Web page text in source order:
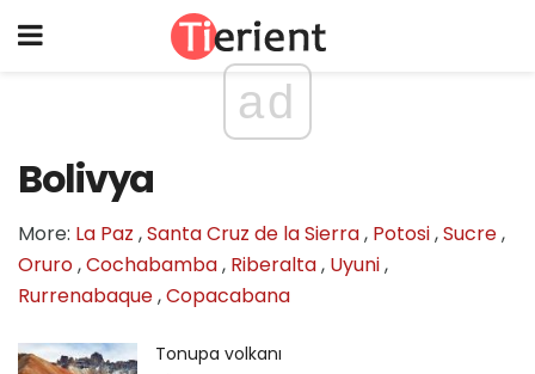
ad
Bolivya
More: La Paz ,Santa Cruz de la Sierra, Potosi,Sucre,
Oruro,Cochabamba, Riberalta, Uyuni,
Rurrenabaque,Copacabana
Tonupa volkanı